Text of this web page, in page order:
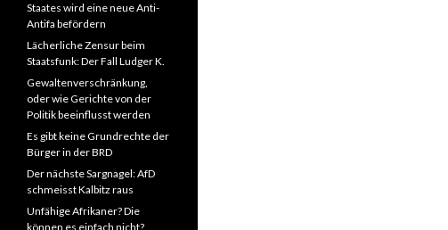
Staates wird eine neue Anti-
Antifa befördern
Lächerliche Zensur beim
Staatsfunk: Der Fall Ludger K.
Gewaltenverschränkung,
oder wie Gerichte von der
Politik beeinflusst werden
Es gibt keine Grundrechte der
Bürger in der BRD
Der nächste Sargnagel: AfD
schmeisst Kalbitz raus
Unfähige Afrikaner? Die
können es einfach nicht?